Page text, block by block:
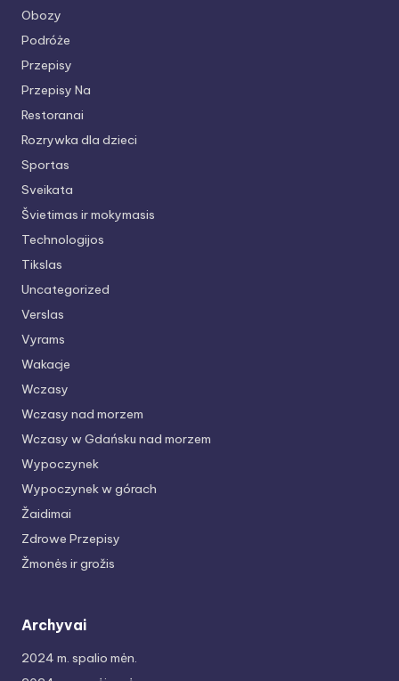
Obozy
Podróże
Przepisy
Przepisy Na
Restoranai
Rozrywka dla dzieci
Sportas
Sveikata
Švietimas ir mokymasis
Technologijos
Tikslas
Uncategorized
Verslas
Vyrams
Wakacje
Wczasy
Wczasy nad morzem
Wczasy w Gdańsku nad morzem
Wypoczynek
Wypoczynek w górach
Žaidimai
Zdrowe Przepisy
Žmonės ir grožis
Archyvai
2024 m. spalio mėn.